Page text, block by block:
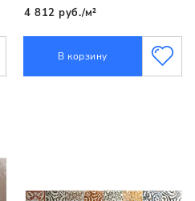
4 812 руб./м²
В корзину